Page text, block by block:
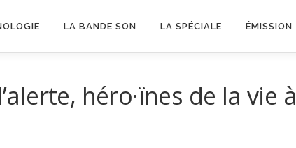
LA BANDE SON LA SPÉCIALE ÉMISSION
héro·ïnes de la vie à